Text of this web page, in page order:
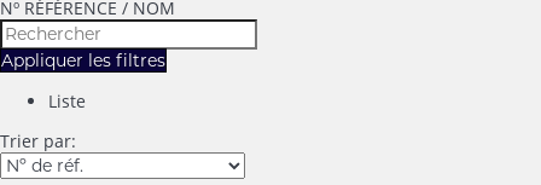
Nº RÉFÉRENCE / NOM
Appliquer les filtres
Liste
Trier par: